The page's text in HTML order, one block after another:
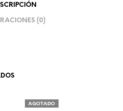
(0)
AGOTADO